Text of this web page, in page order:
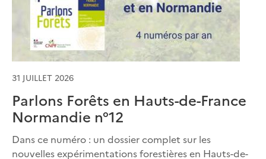
31 JUILLET 2026
Parlons Forêts en Hauts-de-France
Normandie n°12
Dans ce numéro : un dossier complet sur les
nouvelles expérimentations forestières en Hauts-de-